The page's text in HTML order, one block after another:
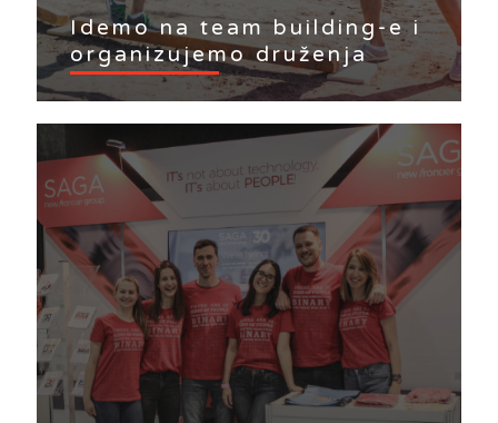
Idemo na team building-e i
organizujemo druženja